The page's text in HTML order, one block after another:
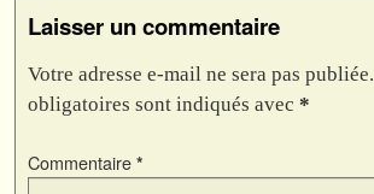
Laisser un commentaire
Votre adresse e-mail ne sera pas publiée.
obligatoires sont indiqués avec *
Commentaire *